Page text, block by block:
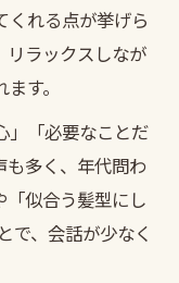
くれる点が挙げら
リラックスしなが
す。
」「必要なことだ
も多く、年代問わ
「似合う髪型にし
で、会話が少なく